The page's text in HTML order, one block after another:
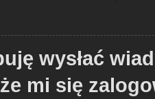
wysłać
mi się